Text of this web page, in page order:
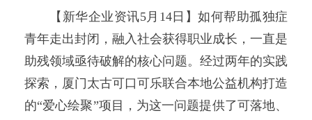
【新华企业资讯5月14日】如何帮助孤独症
青年走出封闭，融入社会获得职业成长，一直是
助残领域亟待破解的核心问题。经过两年的实践
探索，厦门太古可口可乐联合本地公益机构打造
的“爱心绘聚”项目，为这一问题提供了可落地、